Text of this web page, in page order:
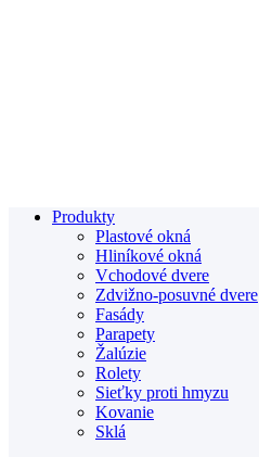
Produkty
Plastové okná
Hliníkové okná
Vchodové dvere
Zdvižno-posuvné dvere
Fasády
Parapety
Žalúzie
Rolety
Sieťky proti hmyzu
Kovanie
Sklá